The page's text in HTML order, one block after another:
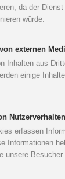
und die
einen
geben, auf
Fördermittel
erreicht
wird mit bis
da der
würde.
externen
Inhalten aus
einige
Nutzerverhalten
erfassen
Informationen
unsere